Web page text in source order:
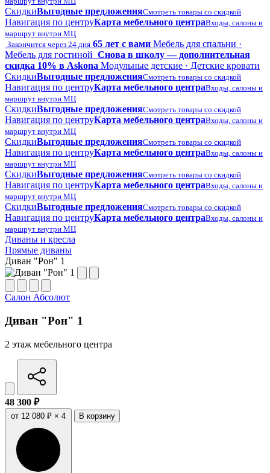
СкидкиВыгодные предложенияСмотреть товары со скидкой
Навигация по центруКарта мебельного центраВходы, салоны и
маршрут внутри МЦ
Закончится через 24 дня 65 лет с вами Мебель для спальни ·
Мебель для гостиной Снова в школу — дополнительная
скидка 10% в Askona Модульные детские · Детские кровати
СкидкиВыгодные предложенияСмотреть товары со скидкой
Навигация по центруКарта мебельного центраВходы, салоны и
маршрут внутри МЦ
СкидкиВыгодные предложенияСмотреть товары со скидкой
Навигация по центруКарта мебельного центраВходы, салоны и
маршрут внутри МЦ
СкидкиВыгодные предложенияСмотреть товары со скидкой
Навигация по центруКарта мебельного центраВходы, салоны и
маршрут внутри МЦ
СкидкиВыгодные предложенияСмотреть товары со скидкой
Навигация по центруКарта мебельного центраВходы, салоны и
маршрут внутри МЦ
СкидкиВыгодные предложенияСмотреть товары со скидкой
Навигация по центруКарта мебельного центраВходы, салоны и
маршрут внутри МЦ
Диваны и кресла
Прямые диваны
Диван "Рон" 1
Салон Абсолют
Диван "Рон" 1
2 этаж мебельного центра
48 300 ₽
от 12 080 ₽ × 4 В корзину